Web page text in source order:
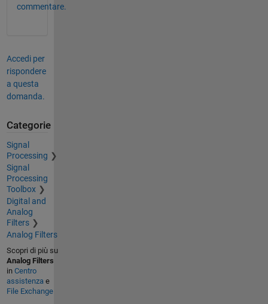
commentare.
Accedi per
rispondere
a questa
domanda.
Categorie
Signal
Processing
Signal
Processing
Toolbox
Digital and
Analog
Filters
Analog Filters
Scopri di più su
Analog Filters
in Centro
assistenza e
File Exchange